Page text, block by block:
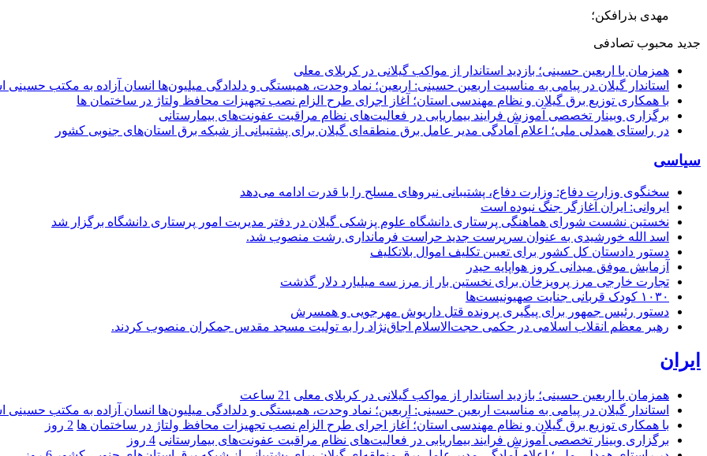
مهدی بذرافکن؛
جدید محبوب تصادفی
همزمان با اربعین حسینی؛ بازدید استاندار از مواکب گیلانی در کربلای معلی
استاندار گیلان در پیامی به مناسبت اربعین حسینی: اربعین؛ نماد وحدت، همبستگی و دلدادگی میلیون‌ها انسان آزاده به مکتب
با همکاری توزیع برق گیلان و نظام مهندسی استان؛ آغاز اجرای طرح الزام نصب تجهیزات محافظ ولتاژ در ساختمان ها
برگزاری وبینار تخصصی آموزش فرایند بیماریابی در فعالیت‌های نظام مراقبت عفونت‌های بیمارستانی
در راستای همدلی ملی؛ اعلام آمادگی مدیر عامل برق منطقه‌ای گیلان برای پشتیبانی از شبكه برق استان‌های جنوبی كشور
سیاسی
سخنگوی وزارت دفاع: وزارت دفاع، پشتیبانی نیرو‌های مسلح را با قدرت ادامه می‌دهد
ایروانی: ایران آغازگر جنگ نبوده است
نخستین نشست شورای هماهنگی پرستاری دانشگاه علوم پزشکی گیلان در دفتر مدیریت امور پرستاری دانشگاه برگزار شد
اسد الله خورشیدی به عنوان سرپرست جدید حراست فرمانداری رشت منصوب شد.
دستور دادستان کل کشور برای تعیین تکلیف اموال بلاتکلیف
آزمایش موفق میدانی کروز هواپایه حیدر
تجارت خارجی مرز پرویزخان برای نخستین بار از مرز سه میلیارد دلار گذشت
۱۰۳۰ کودک قربانی جنایت صهیونیست‌ها
دستور رئیس جمهور برای پیگیری پرونده قتل داریوش مهرجویی و همسرش
رهبر معظم انقلاب اسلامی در حکمی حجت‌الاسلام اجاق‌نژاد را به تولیت مسجد مقدس جمکران منصوب کردند.
ایران
همزمان با اربعین حسینی؛ بازدید استاندار از مواکب گیلانی در کربلای معلی 21 ساعت
استاندار گیلان در پیامی به مناسبت اربعین حسینی: اربعین؛ نماد وحدت، همبستگی و دلدادگی میلیون‌ها انسان آزاده به مکتب
با همکاری توزیع برق گیلان و نظام مهندسی استان؛ آغاز اجرای طرح الزام نصب تجهیزات محافظ ولتاژ در ساختمان ها 2 روز
برگزاری وبینار تخصصی آموزش فرایند بیماریابی در فعالیت‌های نظام مراقبت عفونت‌های بیمارستانی 4 روز